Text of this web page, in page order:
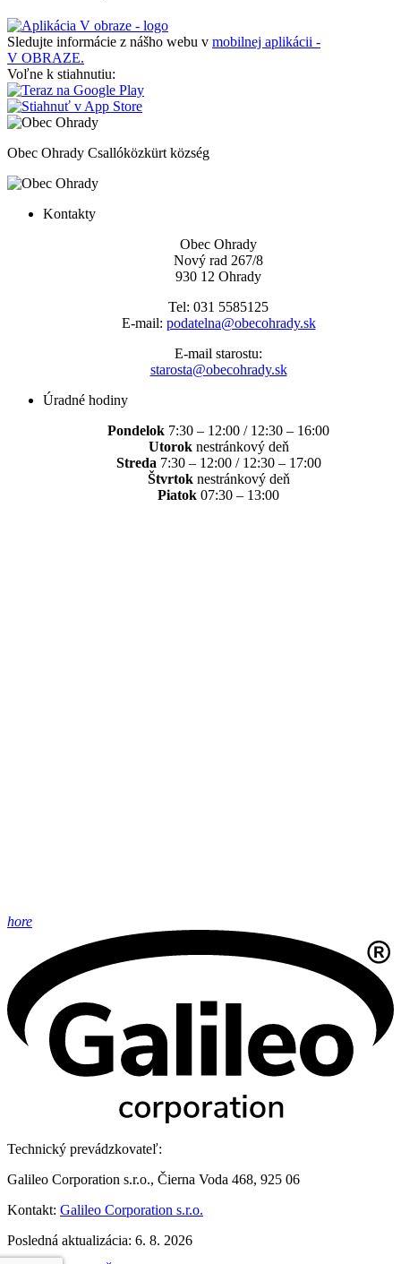
Sledujte informácie z nášho webu v mobilnej aplikácii -
V OBRAZE.
Voľne k stiahnutiu:
Obec Ohrady Csallóközkürt község
Kontakty
Obec Ohrady
Nový rad 267/8
930 12 Ohrady
Tel: 031 5585125
E-mail: podatelna@obecohrady.sk
E-mail starostu:
starosta@obecohrady.sk
Úradné hodiny
Pondelok 7:30 – 12:00 / 12:30 – 16:00
Utoroknestránkový deň
Streda 7:30 – 12:00 / 12:30 – 17:00
Štvrtoknestránkový deň
Piatok 07:30 – 13:00
hore
Technický prevádzkovateľ:
Galileo Corporation s.r.o., Čierna Voda 468, 925 06
Kontakt: Galileo Corporation s.r.o.
Posledná aktualizácia: 6. 8. 2026